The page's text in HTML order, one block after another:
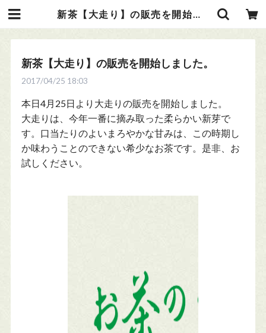
新茶【大走り】の販売を開始しました。 | お茶の光緑園
新茶【大走り】の販売を開始しました。
2017/04/25 18:03
本日4月25日より大走りの販売を開始しました。
大走りは、今年一番に摘み取った柔らかい新芽で
す。口当たりのよいまろやかな甘みは、この時期し
か味わうことのできない希少なお茶です。是非、お
試しください。